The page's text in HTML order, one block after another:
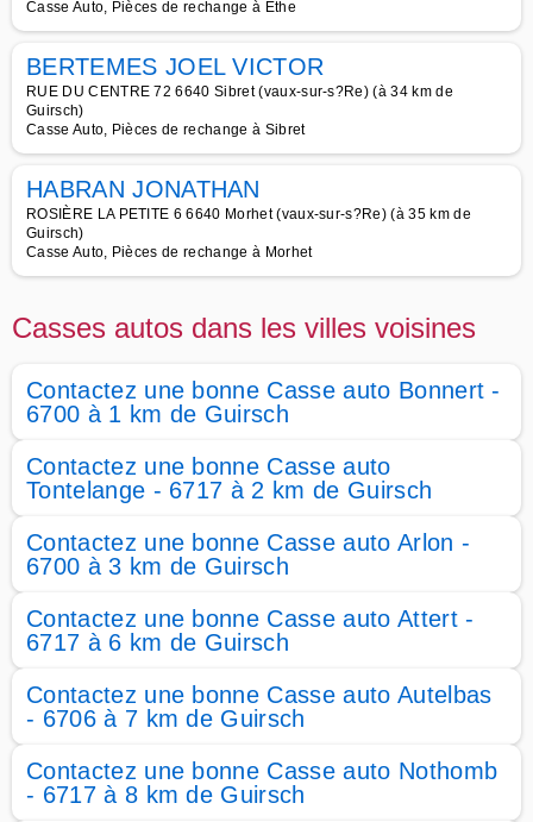
Casse Auto, Pièces de rechange à Ethe
BERTEMES JOEL VICTOR
RUE DU CENTRE 72 6640 Sibret (vaux-sur-s?Re) (à 34 km de
Guirsch)
Casse Auto, Pièces de rechange à Sibret
HABRAN JONATHAN
ROSIÈRE LA PETITE 6 6640 Morhet (vaux-sur-s?Re) (à 35 km de
Guirsch)
Casse Auto, Pièces de rechange à Morhet
Casses autos dans les villes voisines
Contactez une bonne Casse auto Bonnert -
6700 à 1 km de Guirsch
Contactez une bonne Casse auto
Tontelange - 6717 à 2 km de Guirsch
Contactez une bonne Casse auto Arlon -
6700 à 3 km de Guirsch
Contactez une bonne Casse auto Attert -
6717 à 6 km de Guirsch
Contactez une bonne Casse auto Autelbas
- 6706 à 7 km de Guirsch
Contactez une bonne Casse auto Nothomb
- 6717 à 8 km de Guirsch